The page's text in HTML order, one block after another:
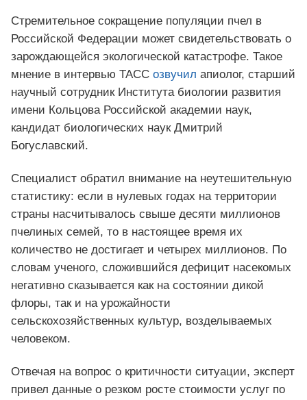
Стремительное сокращение популяции пчел в
Российской Федерации может свидетельствовать о
зарождающейся экологической катастрофе. Такое
мнение в интервью ТАСС озвучил апиолог, старший
научный сотрудник Института биологии развития
имени Кольцова Российской академии наук,
кандидат биологических наук Дмитрий
Богуславский.
Специалист обратил внимание на неутешительную
статистику: если в нулевых годах на территории
страны насчитывалось свыше десяти миллионов
пчелиных семей, то в настоящее время их
количество не достигает и четырех миллионов. По
словам ученого, сложившийся дефицит насекомых
негативно сказывается как на состоянии дикой
флоры, так и на урожайности
сельскохозяйственных культур, возделываемых
человеком.
Отвечая на вопрос о критичности ситуации, эксперт
привел данные о резком росте стоимости услуг по